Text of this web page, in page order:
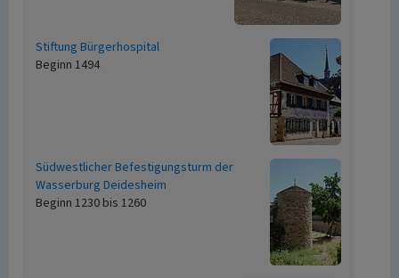
Stiftung Bürgerhospital
Beginn 1494
Südwestlicher Befestigungsturm der
Wasserburg Deidesheim
Beginn 1230 bis 1260